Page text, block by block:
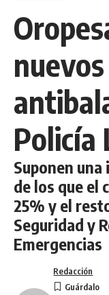
Policía
Suponen
de los que el
25% y el
Seguridad y
Emergencias
Redacción